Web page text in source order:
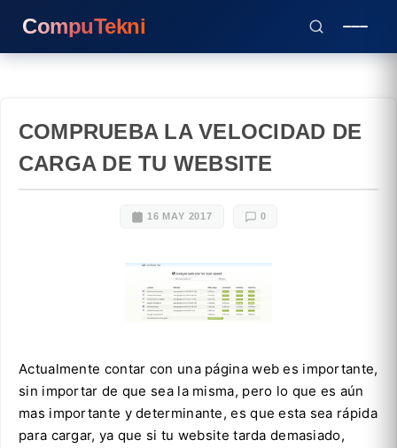
CompuTekni
COMPRUEBA LA VELOCIDAD DE
CARGA DE TU WEBSITE
16 MAY 2017 0
Actualmente contar con una página web es importante,
sin importar de que sea la misma, pero lo que es aún
mas importante y determinante, es que esta sea rápida
para cargar, ya que si tu website tarda demasiado,